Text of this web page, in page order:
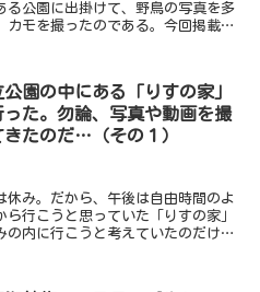
る公園に出掛けて、野鳥の写真を多
モを撮ったのである。今回掲載す
公園の中にある「りすの家」
った。勿論、写真や動画を撮
きたのだ…（その１）
休み。だから、午後は自由時間のよ
行こうと思っていた「りすの家」
の内に行こうと考えていたのだけれ